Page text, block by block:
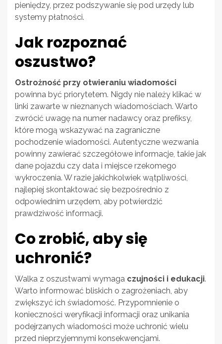
pieniędzy, przez podszywanie się pod urzędy lub
systemy płatności.
Jak rozpoznać
oszustwo?
Ostrożność przy otwieraniu wiadomości
powinna być priorytetem. Nigdy nie należy klikać w
linki zawarte w nieznanych wiadomościach. Warto
zwrócić uwagę na numer nadawcy oraz prefiksy,
które mogą wskazywać na zagraniczne
pochodzenie wiadomości. Autentyczne wezwania
powinny zawierać szczegółowe informacje, takie jak
dane pojazdu czy data i miejsce rzekomego
wykroczenia. W razie jakichkolwiek wątpliwości,
najlepiej skontaktować się bezpośrednio z
odpowiednim urzędem, aby potwierdzić
prawdziwość informacji.
Co zrobić, aby się
uchronić?
Walka z oszustwami wymaga czujności i edukacji.
Warto informować bliskich o zagrożeniach, aby
zwiększyć ich świadomość. Przypomnienie o
konieczności weryfikacji informacji oraz unikania
podejrzanych wiadomości może uchronić wielu
przed nieprzyjemnymi konsekwencjami.